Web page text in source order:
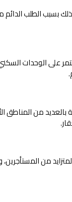
بسبب الطلب
على الوحدات
بالعديد من المناطق
من